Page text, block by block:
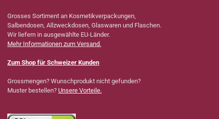
Grosses Sortiment an Kosmetikverpackungen,
Salbendosen, Allzweckdosen, Glaswaren und Flaschen.
Wir liefern in ausgewählte EU-Länder.
Mehr Informationen zum Versand.
Zum Shop für Schweizer Kunden
Grossmengen? Wunschprodukt nicht gefunden?
Muster bestellen? Unsere Vorteile.